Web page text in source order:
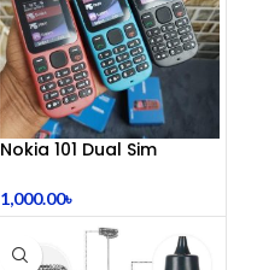
Nokia 101 Dual Sim
1,000.00৳